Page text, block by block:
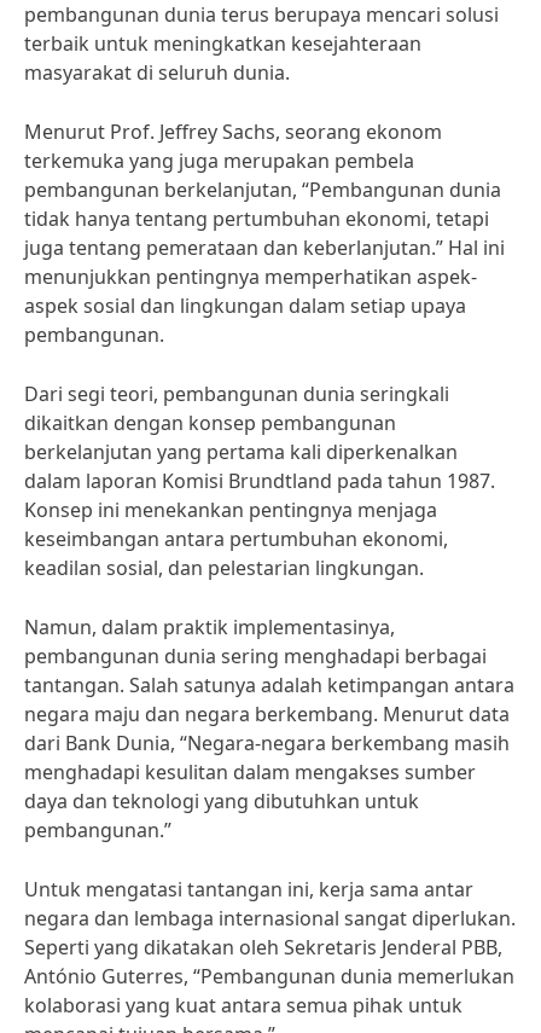
pembangunan dunia terus berupaya mencari solusi
terbaik untuk meningkatkan kesejahteraan
masyarakat di seluruh dunia.
Menurut Prof. Jeffrey Sachs, seorang ekonom
terkemuka yang juga merupakan pembela
pembangunan berkelanjutan, “Pembangunan dunia
tidak hanya tentang pertumbuhan ekonomi, tetapi
juga tentang pemerataan dan keberlanjutan.” Hal ini
menunjukkan pentingnya memperhatikan aspek-
aspek sosial dan lingkungan dalam setiap upaya
pembangunan.
Dari segi teori, pembangunan dunia seringkali
dikaitkan dengan konsep pembangunan
berkelanjutan yang pertama kali diperkenalkan
dalam laporan Komisi Brundtland pada tahun 1987.
Konsep ini menekankan pentingnya menjaga
keseimbangan antara pertumbuhan ekonomi,
keadilan sosial, dan pelestarian lingkungan.
Namun, dalam praktik implementasinya,
pembangunan dunia sering menghadapi berbagai
tantangan. Salah satunya adalah ketimpangan antara
negara maju dan negara berkembang. Menurut data
dari Bank Dunia, “Negara-negara berkembang masih
menghadapi kesulitan dalam mengakses sumber
daya dan teknologi yang dibutuhkan untuk
pembangunan.”
Untuk mengatasi tantangan ini, kerja sama antar
negara dan lembaga internasional sangat diperlukan.
Seperti yang dikatakan oleh Sekretaris Jenderal PBB,
António Guterres, “Pembangunan dunia memerlukan
kolaborasi yang kuat antara semua pihak untuk